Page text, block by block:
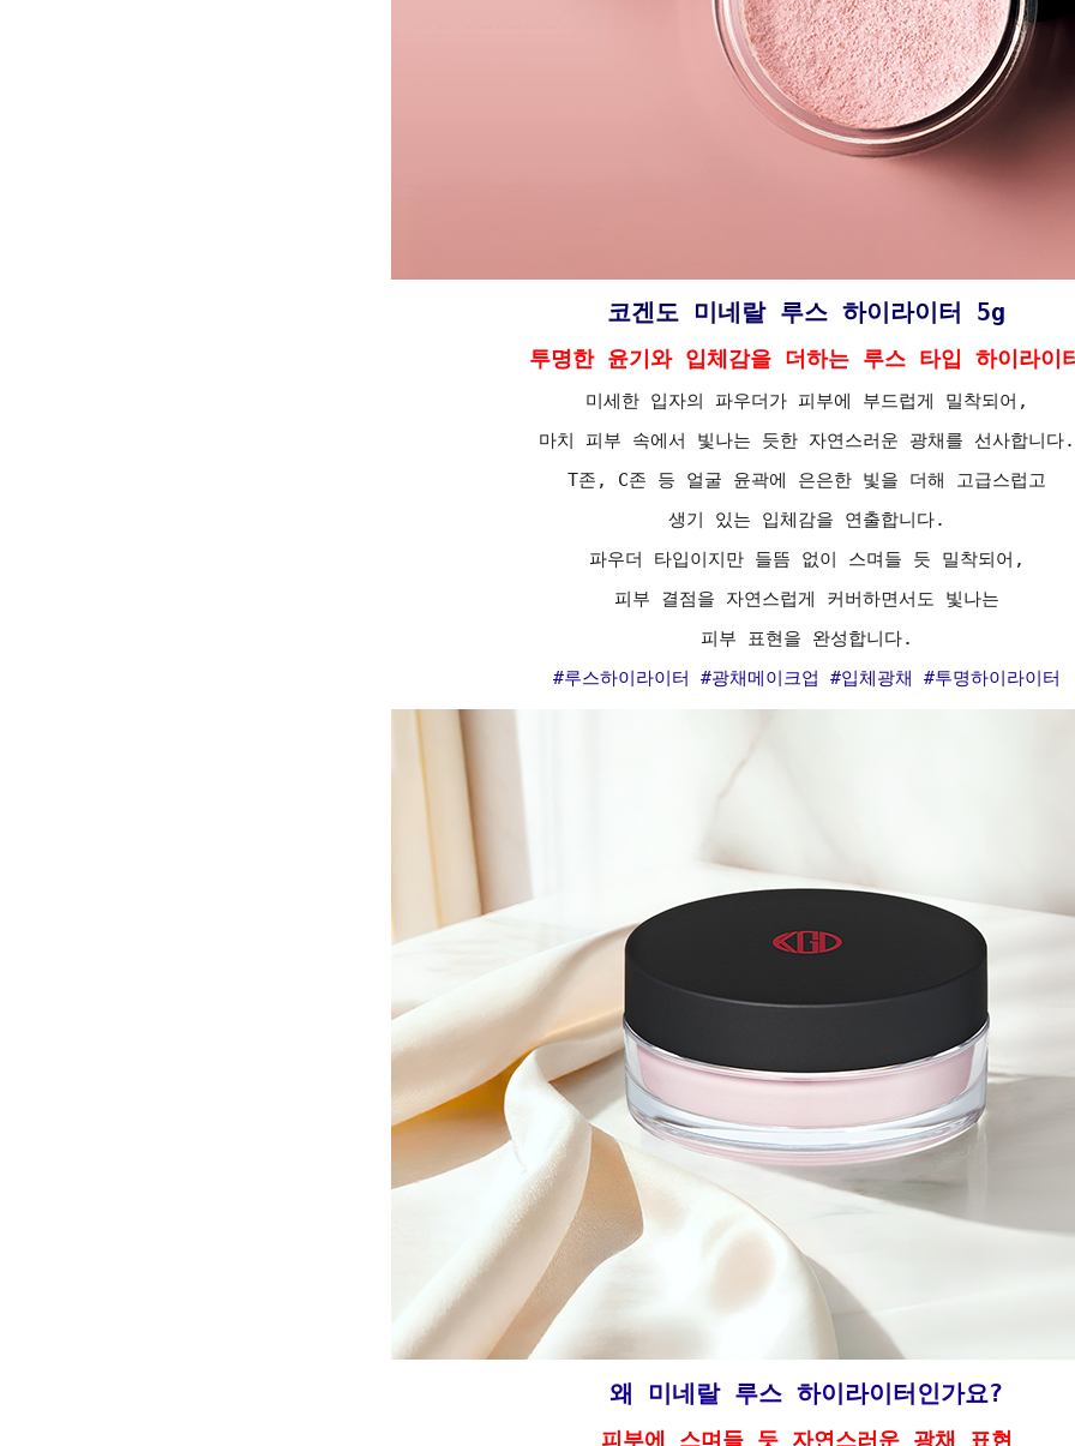
코겐도 미네랄 루스 하이라이터 5g
투명한 윤기와 입체감을 더하는 루스 타입 하이라이
미세한 입자의 파우더가 피부에 부드럽게 밀착되어,
마치 피부 속에서 빛나는 듯한 자연스러운 광채를 선사합니다.
T존, C존 등 얼굴 윤곽에 은은한 빛을 더해 고급스럽고
생기 있는 입체감을 연출합니다.
파우더 타입이지만 들뜸 없이 스며들 듯 밀착되어,
피부 결점을 자연스럽게 커버하면서도 빛나는
피부 표현을 완성합니다.
#루스하이라이터 #광채메이크업 #입체광채 #투명하이라이터
왜 미네랄 루스 하이라이터인가요?
피부에 스며들 듯 자연스러운 광채 표현